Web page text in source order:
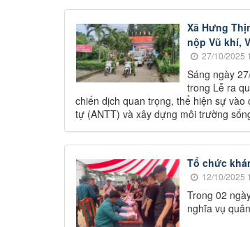
Xã Hưng
nộp Vũ khí,
27/10/2025
Sáng ngày
trong Lễ ra
chiến dịch quan trọng, thể hiện sự
tự (ANTT) và xây dựng môi trường
Tổ chức
12/10/2025
Trong 02
nghĩa vụ